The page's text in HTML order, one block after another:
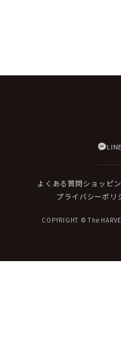
よくある質問ショッピ
プライバシーポリ
COPYRIGHT © The